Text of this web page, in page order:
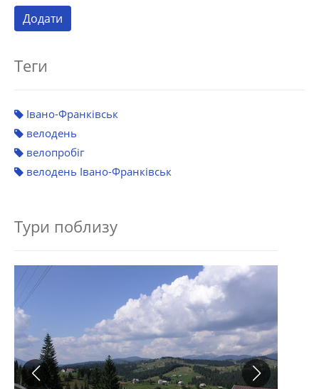
Теги
Івано-Франківськ
велодень
велопробіг
велодень Івано-Франківськ
Тури поблизу